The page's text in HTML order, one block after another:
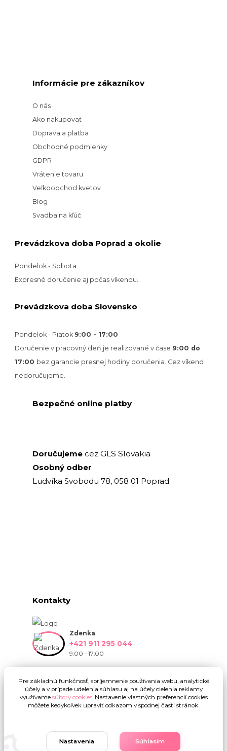
Informácie pre zákazníkov
O nás
Ako nakupovať
Doprava a platba
Obchodné podmienky
GDPR
Vrátenie tovaru
Veľkoobchod kvetov
Blog
Svadba na kľúč
Prevádzkova doba Poprad a okolie
Pondelok - Sobota
Expresné doručenie aj počas víkendu.
Prevádzkova doba Slovensko
Pondelok - Piatok 9:00 - 17:00
Doručenie v pracovný deň je realizované v čase 9:00 do
17:00 bez garancie presnej hodiny doručenia. Cez víkend
nedoručujeme.
Bezpečné online platby
Doručujeme cez GLS Slovakia
Osobný odber
Ludvíka Svobodu 78, 058 01 Poprad
Kontakty
Zdenka
+421 911 295 044
9:00 - 17:00
Upravit sběr cookies.
Pre základnú funkčnosť, spríjemnenie používania webu, analytické
účely a v prípade udelenia súhlasu aj na účely cielenia reklamy
využívame súbory cookies. Nastavenie vlastných preferencií cookies
môžete kedykoľvek upraviť odkazom v spodnej časti stránok.
Nastavenia Súhlasím